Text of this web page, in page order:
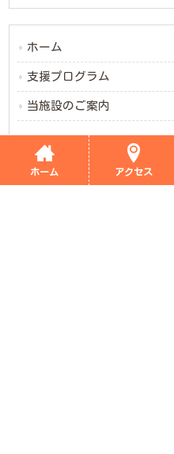
ホーム
支援プログラム
当施設のご案内
新着情報
ブログ
ホーム アクセス